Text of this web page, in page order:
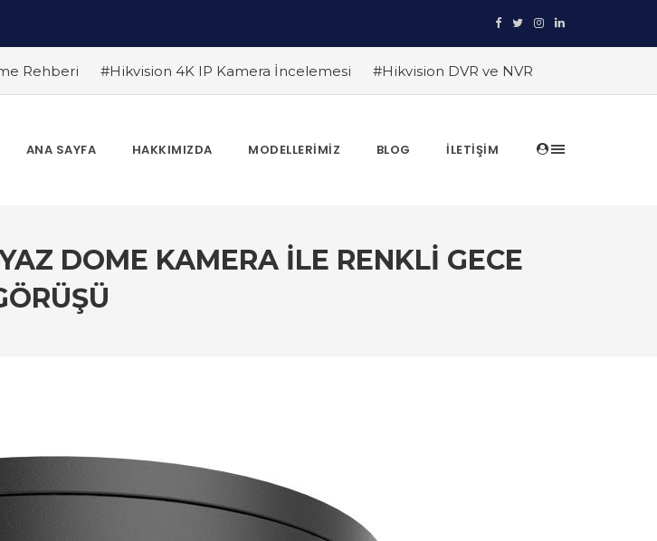
Rehberi #Hikvision 4K IP Kamera İncelemesi
#Hikvision DVR ve NVR
Çözümleri ile İşyerinizi Koruyun
#TRT Haber Güvenlik Kamerası
Kamera Sistemlerinin Avantajları
#Hikvision Akıllı Video İzleme:
ANA SAYFA HAKKIMIZDA MODELLERIMIZ BLOG İLETIŞIM
DOME KAMERA ILE RENKLI GECE